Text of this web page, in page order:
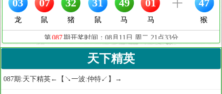
天下精英
087期:天下精英←【↘一波:仲特↙】→